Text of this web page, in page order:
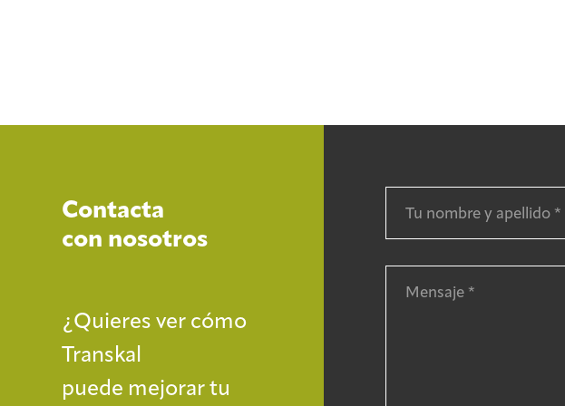
Contacta
con nosotros
¿Quieres ver cómo
Transkal
puede mejorar tu